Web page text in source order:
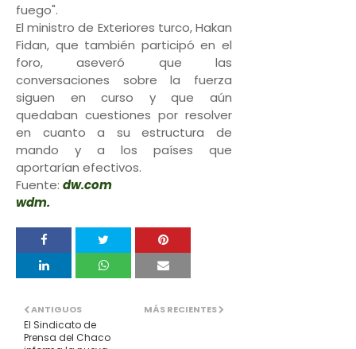
fuego".
El ministro de Exteriores turco, Hakan
Fidan, que también participó en el
foro, aseveró que las
conversaciones sobre la fuerza
siguen en curso y que aún
quedaban cuestiones por resolver
en cuanto a su estructura de
mando y a los países que
aportarían efectivos.
Fuente: dw.com
wdm.
MÁS RECIENTES
ANTIGUOS
El Sindicato de
Prensa del Chaco